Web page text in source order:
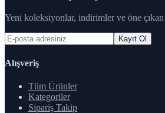
Yeni koleksiyonlar, indirimler ve öne
Kayıt Ol
Alışveriş
Tüm Ürünler
Kategoriler
Sipariş Takip